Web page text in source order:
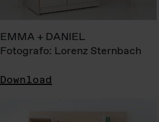
EMMA + DANIEL
Fotografo: Lorenz Sternbach
Download